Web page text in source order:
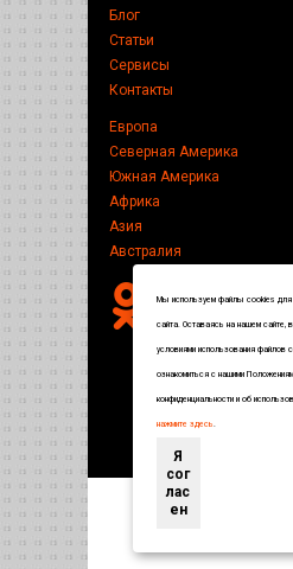
Блог
Статьи
Сервисы
Контакты
Европа
Северная Америка
Южная Америка
Африка
Азия
Австралия
Энциклопедия по
Мы используем файлы cookies для
сайта. Оставаясь на нашем сайте,
условиями использования файлов
ознакомиться с нашими
конфиденциальности и об
нажмите здесь.
Я
сог
лас
ен